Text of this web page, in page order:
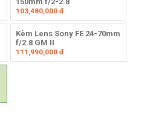
103,480,000đ
Kèm Lens Sony FE 24-70mm
f/2.8 GM II
111,990,000đ